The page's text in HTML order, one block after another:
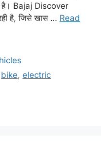
है। Bajaj Discover
है, जिसे खास … Read
bike, electric